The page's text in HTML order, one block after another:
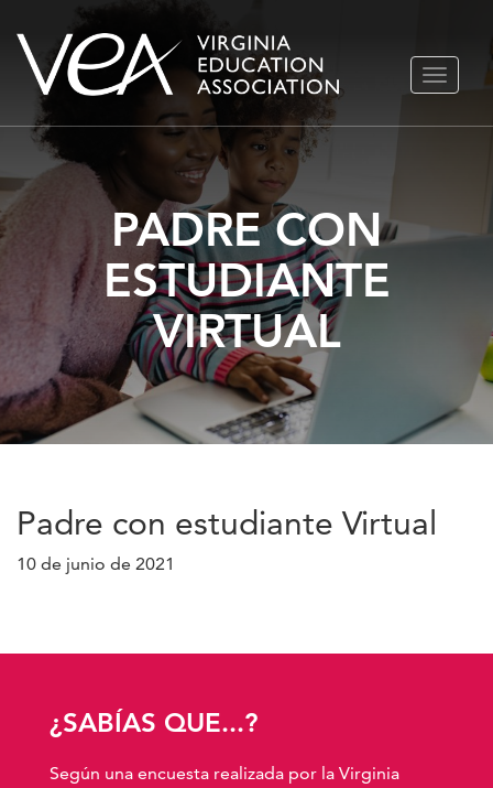
Ir
contenido
PADRE CON
ESTUDIANTE
VIRTUAL
Padre con estudiante Virtual
10 de junio de 2021
¿SABÍAS QUE...?
Según una encuesta realizada por la Virginia